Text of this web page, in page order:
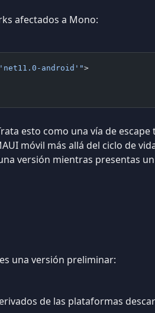
afectados a Mono:
android'">
esto como una vía de
móvil más allá del ciclo de
versión mientras presentas
una versión preliminar:
de las plataformas